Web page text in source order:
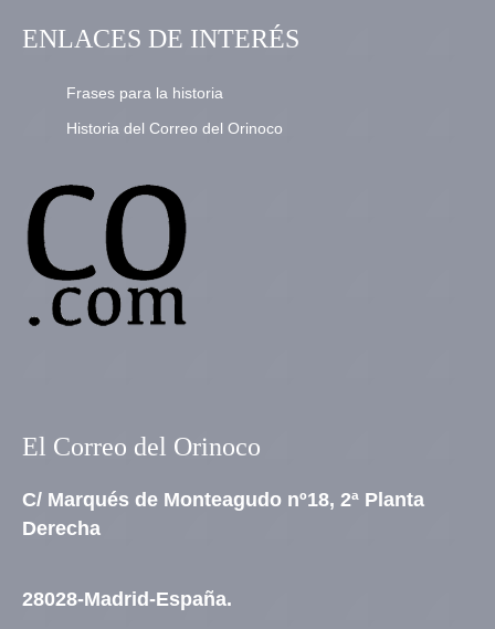
ENLACES DE INTERÉS
Frases para la historia
Historia del Correo del Orinoco
El Correo del Orinoco
C/ Marqués de Monteagudo nº18, 2ª Planta
Derecha
28028-Madrid-España.